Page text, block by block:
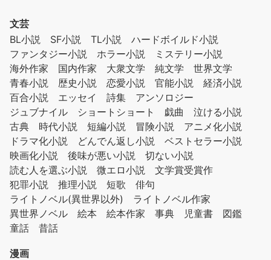
文芸
BL小説
SF小説 TL小説
ハードボイルド小説
ファンタジー小説
ホラー小説
ミステリー小説
海外作家
国内作家 大衆文学 純文学
世界文学
青春小説
歴史小説 恋愛小説 官能小説
経済小説
百合小説
エッセイ 詩集
アンソロジー
ジュブナイル
ショートショート 戯曲
泣ける小説
古典
時代小説 短編小説 冒険小説
アニメ化小説
ドラマ化小説
どんでん返し小説
ベストセラー小説
映画化小説
後味が悪い小説
切ない小説
読む人を選ぶ小説
微エロ小説
文学賞受賞作
犯罪小説
推理小説 短歌
俳句
ライトノベル(異世界以外)
ライトノベル作家
異世界ノベル
絵本 絵本作家 事典 児童書
図鑑
童話
昔話
漫画